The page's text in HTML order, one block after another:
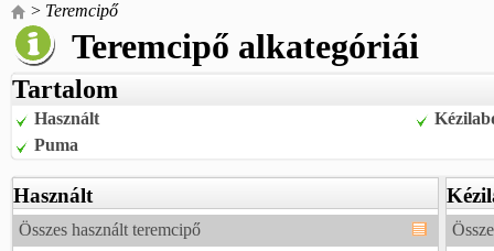
> Teremcipő
Teremcipő alkategóriái
Tartalom
Használt
Puma
Használt
Összes használt teremcipő